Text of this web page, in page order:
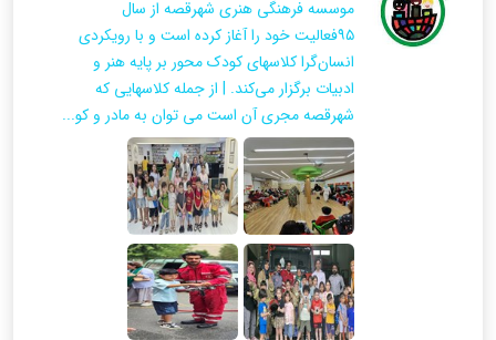
موسسه فرهنگی هنری شهرقصه از سال
۹۵فعالیت خود را آغاز کرده است و با رویکردی
انسان‌گرا کلاسهای کودک محور بر پایه هنر و
ادبیات برگزار می‌کند. | از جمله کلاسهایی که
شهرقصه مجری آن است می توان به مادر و کو...